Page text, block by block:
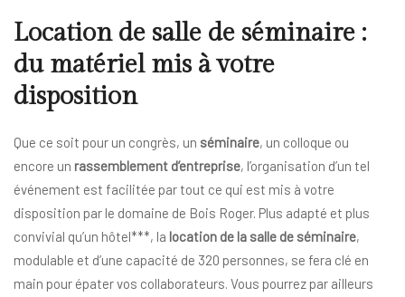
Location de salle de séminaire :
du matériel mis à votre
disposition
Que ce soit pour un congrès, un séminaire, un colloque ou
encore un rassemblement d’entreprise, l’organisation d’un tel
événement est facilitée par tout ce qui est mis à votre
disposition par le domaine de Bois Roger. Plus adapté et plus
convivial qu’un hôtel***, la location de la salle de séminaire,
modulable et d’une capacité de 320 personnes, se fera clé en
main pour épater vos collaborateurs. Vous pourrez par ailleurs